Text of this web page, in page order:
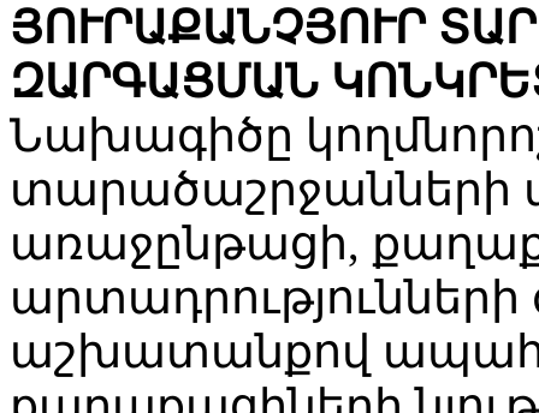
ՅՈՒՐԱՔԱՆՉՅՈՒՐ
ԶԱՐԳԱՑՄԱՆ
Նախագիծը
առաջընթացի,
աշխատանքով